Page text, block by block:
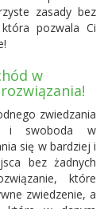
zasady bez
pozwala Ci
w
zwiedzania
i swoboda w
się w bardziej i
bez żadnych
które
zwiedzenie, a